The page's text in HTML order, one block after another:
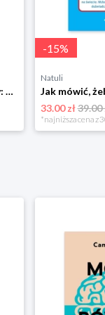
Porozumienie bez przemocy: o języku życia Czarna owca
-15%
Natuli
33.00 zł39.00
*najniższa cena z